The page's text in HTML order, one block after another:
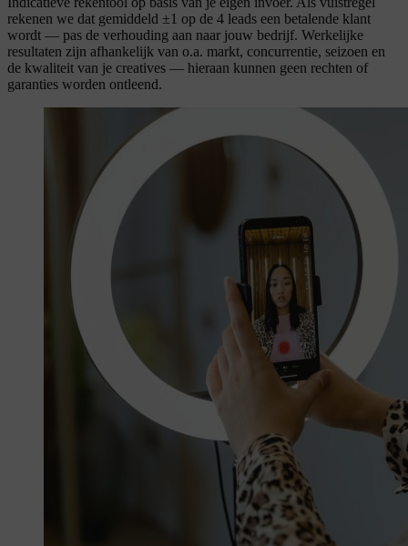
rekenen we dat gemiddeld ±1 op de 4 leads een betalende klant
wordt — pas de verhouding aan naar jouw bedrijf. Werkelijke
resultaten zijn afhankelijk van o.a. markt, concurrentie, seizoen en
de kwaliteit van je creatives — hieraan kunnen geen rechten of
garanties worden ontleend.